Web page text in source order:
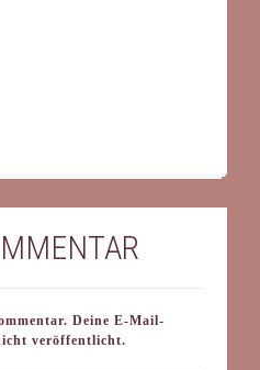
Deine E-Mail-
veröffentlicht.